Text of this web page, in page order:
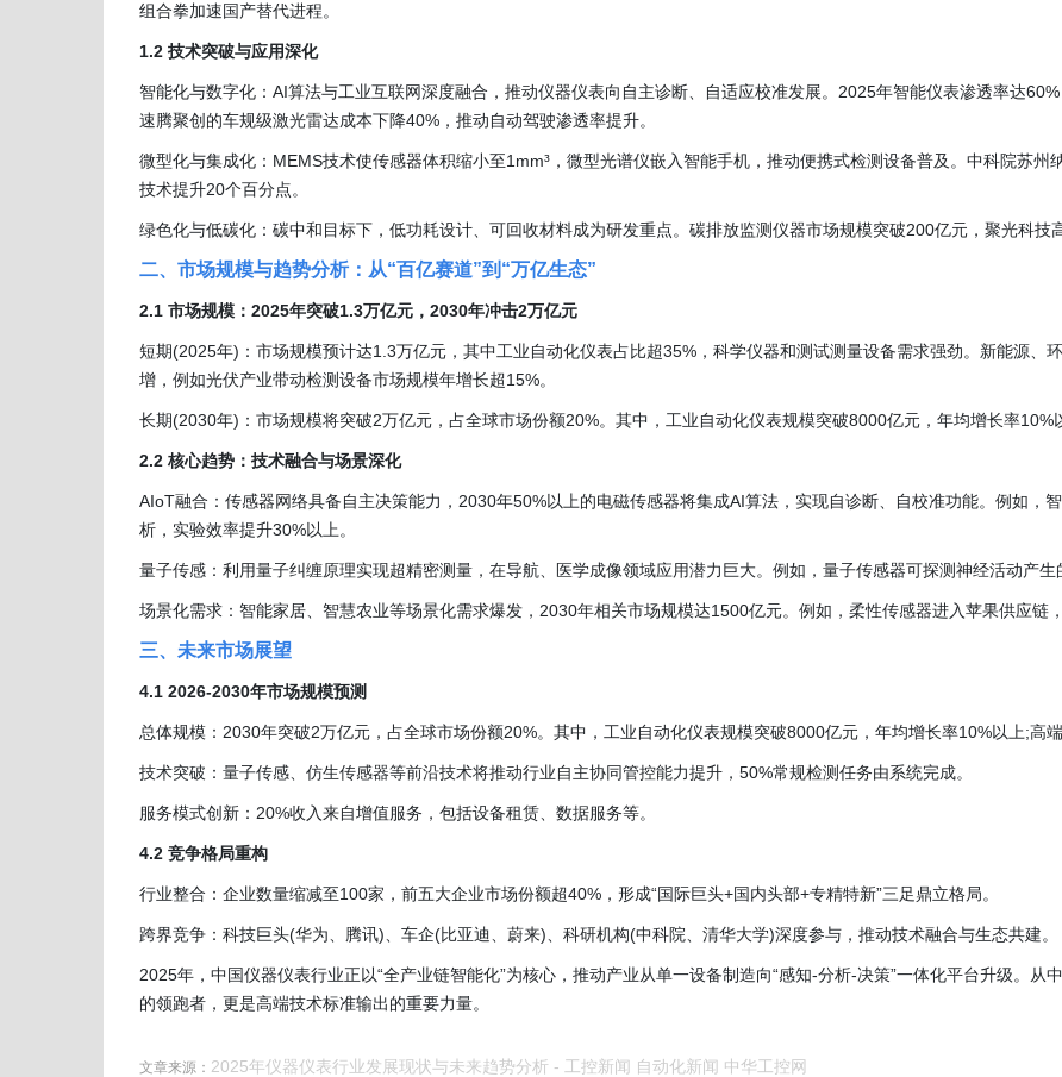
组合拳加速国产替代进程。
1.2 技术突破与应用深化
智能化与数字化：AI算法与工业互联网深度融合，推动仪器仪表向自主诊断、自适应校准发展。2025年智能仪表渗透率达
速腾聚创的车规级激光雷达成本下降40%，推动自动驾驶渗透率提升。
微型化与集成化：MEMS技术使传感器体积缩小至1mm³，微型光谱仪嵌入智能手机，推动便携式检测设备普及。中科院苏
技术提升20个百分点。
绿色化与低碳化：碳中和目标下，低功耗设计、可回收材料成为研发重点。碳排放监测仪器市场规模突破200亿元，聚光科技
二、市场规模与趋势分析：从“百亿赛道”到“万亿生态”
2.1 市场规模：2025年突破1.3万亿元，2030年冲击2万亿元
短期(2025年)：市场规模预计达1.3万亿元，其中工业自动化仪表占比超35%，科学仪器和测试测量设备需求强劲。新能源、
增，例如光伏产业带动检测设备市场规模年增长超15%。
长期(2030年)：市场规模将突破2万亿元，占全球市场份额20%。其中，工业自动化仪表规模突破8000亿元，年均增长率10%
2.2 核心趋势：技术融合与场景深化
AIoT融合：传感器网络具备自主决策能力，2030年50%以上的电磁传感器将集成AI算法，实现自诊断、自校准功能。例如，
析，实验效率提升30%以上。
量子传感：利用量子纠缠原理实现超精密测量，在导航、医学成像领域应用潜力巨大。例如，量子传感器可探测神经活动产生
场景化需求：智能家居、智慧农业等场景化需求爆发，2030年相关市场规模达1500亿元。例如，柔性传感器进入苹果供应链
三、未来市场展望
4.1 2026-2030年市场规模预测
总体规模：2030年突破2万亿元，占全球市场份额20%。其中，工业自动化仪表规模突破8000亿元，年均增长率10%以上;高
技术突破：量子传感、仿生传感器等前沿技术将推动行业自主协同管控能力提升，50%常规检测任务由系统完成。
服务模式创新：20%收入来自增值服务，包括设备租赁、数据服务等。
4.2 竞争格局重构
行业整合：企业数量缩减至100家，前五大企业市场份额超40%，形成“国际巨头+国内头部+专精特新”三足鼎立格局。
跨界竞争：科技巨头(华为、腾讯)、车企(比亚迪、蔚来)、科研机构(中科院、清华大学)深度参与，推动技术融合与生态共建。
2025年，中国仪器仪表行业正以“全产业链智能化”为核心，推动产业从单一设备制造向“感知-分析-决策”一体化平台升级。
的领跑者，更是高端技术标准输出的重要力量。
文章来源： 2025年仪器仪表行业发展现状与未来趋势分析 - 工控新闻 自动化新闻 中华工控网